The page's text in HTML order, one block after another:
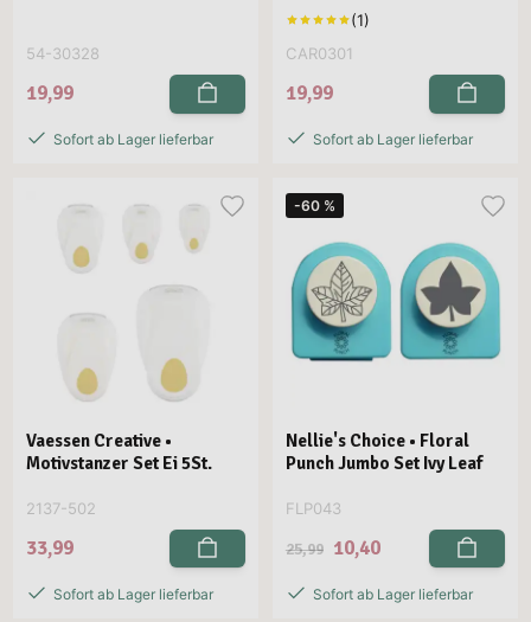
54-30328
19,99
Sofort ab Lager lieferbar
CAR0301
19,99
Sofort ab Lager lieferbar
Vaessen Creative •
Motivstanzer Set Ei 5St.
2137-502
33,99
Sofort ab Lager lieferbar
-60 %
Nellie's Choice • Floral
Punch Jumbo Set Ivy Leaf
FLP043
25,99 10,40
Sofort ab Lager lieferbar